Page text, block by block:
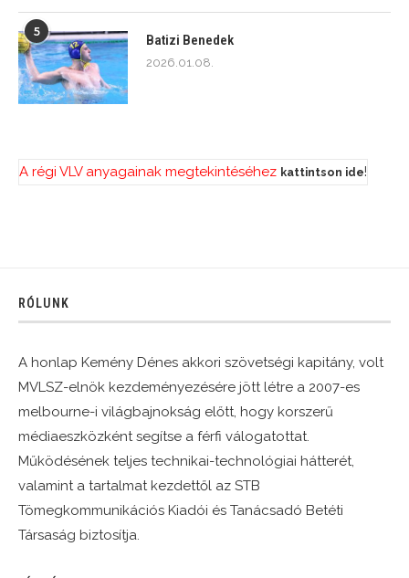
5
Batizi Benedek
2026.01.08.
A régi VLV anyagainak megtekintéséhez kattintson ide!
RÓLUNK
A honlap Kemény Dénes akkori szövetségi kapitány, volt
MVLSZ-elnök kezdeményezésére jött létre a 2007-es
melbourne-i világbajnokság előtt, hogy korszerű
médiaeszközként segítse a férfi válogatottat.
Működésének teljes technikai-technológiai hátterét,
valamint a tartalmat kezdettől az STB
Tömegkommunikációs Kiadói és Tanácsadó Betéti
Társaság biztosítja.